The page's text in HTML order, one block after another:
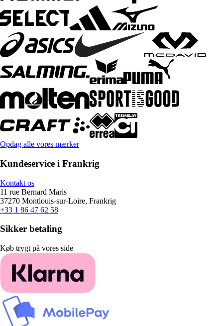
Opdag alle vores mærker
Kundeservice i Frankrig
Kontakt os
11 rue Bernard Maris
37270 Montlouis-sur-Loire, Frankrig
+33 1 86 47 62 58
Sikker betaling
Køb trygt på vores side